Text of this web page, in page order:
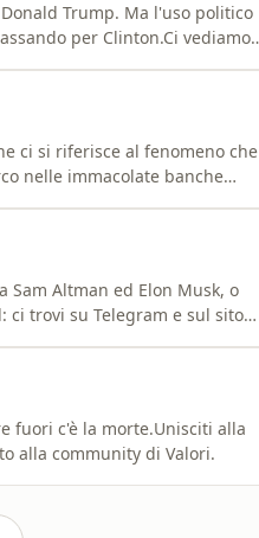
Trump. Ma l'uso politico
per Clinton.Ci vediamo
ci si riferisce al fenomeno che
nelle immacolate banche
Sam Altman ed Elon Musk, o
ci trovi su Telegram e sul sito
fuori c'è la morte.Unisciti alla
alla community di Valori.